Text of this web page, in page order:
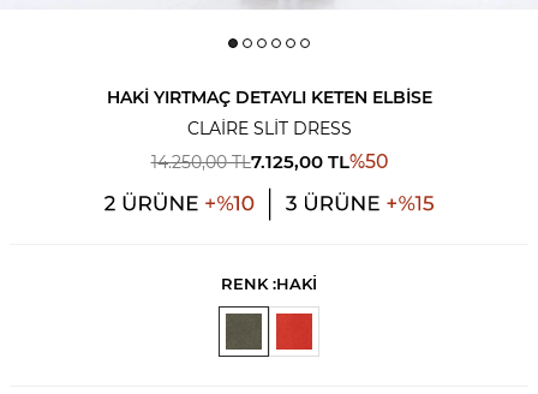
HAKI YIRTMAÇ DETAYLI KETEN ELBISE
CLAIRE SLIT DRESS
14.250,00TL7.125,00TL%50
RENK :HAKİ